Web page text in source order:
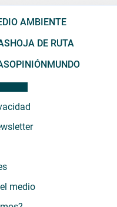
AMBIENTE
HOJA DE RUTA
OPINIÓN MUNDO
medio